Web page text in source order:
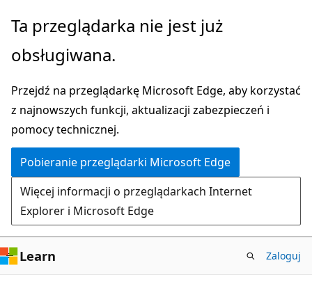
Przejdź
głównej
Ta przeglądarka nie jest już
obsługiwana.
Przejdź na przeglądarkę Microsoft Edge, aby korzystać
z najnowszych funkcji, aktualizacji zabezpieczeń i
pomocy technicznej.
Pobieranie przeglądarki Microsoft Edge
Więcej informacji o przeglądarkach Internet
Explorer i Microsoft Edge
Learn Zaloguj